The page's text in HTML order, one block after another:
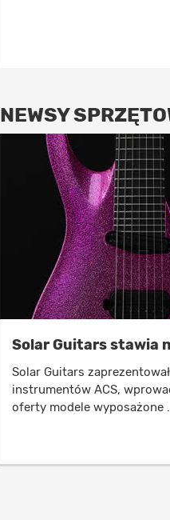
NEWSY
Solar Guitars stawia
Solar Guitars
instrumentów ACS,
oferty modele wyposażone